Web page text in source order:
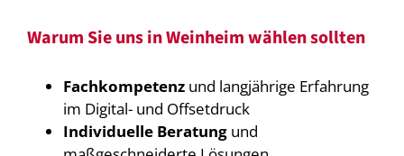
Warum Sie uns in Weinheim wählen sollten
Fachkompetenzund langjährige Erfahrung
im Digital- und Offsetdruck
Individuelle Beratungund